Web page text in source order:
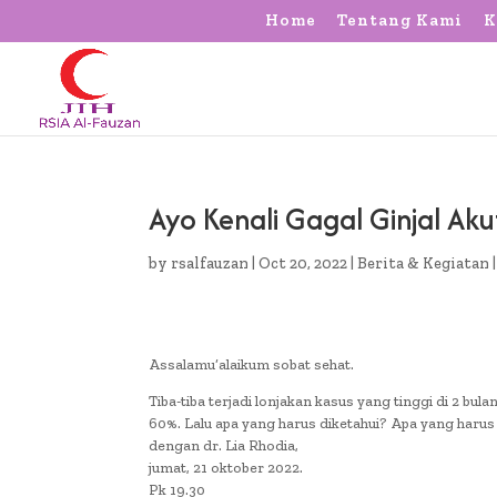
Home Tentang Kami
Ayo Kenali Gagal Ginjal
by rsalfauzan |Oct 20, 2022 |Berita & Kegiatan
Assalamu’alaikum sobat sehat.
Tiba-tiba terjadi lonjakan kasus yang tinggi di 2
60%. Lalu apa yang harus diketahui? Apa yang
dengan dr. Lia Rhodia,
jumat, 21 oktober 2022.
Pk 19.30